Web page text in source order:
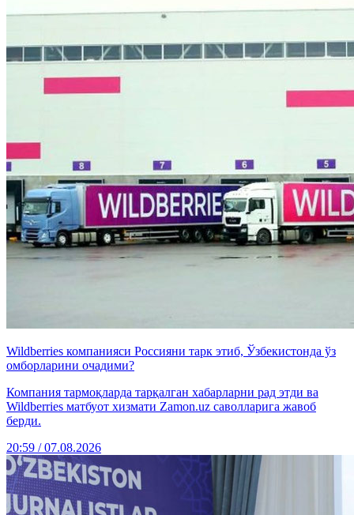
Wildberries компанияси Россияни тарк этиб, Ўзбекистонда ўз
омборларини очадими?
Компания тармоқларда тарқалган хабарларни рад этди ва
Wildberries матбуот хизмати Zamon.uz саволларига жавоб
берди.
20:59 / 07.08.2026